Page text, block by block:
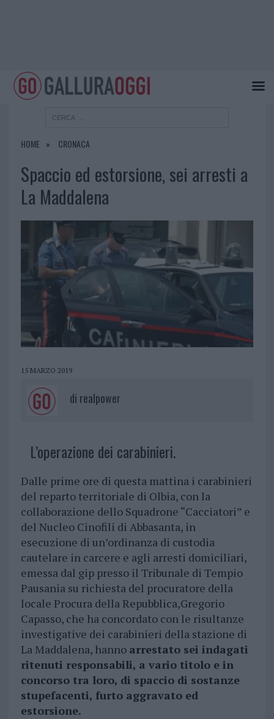
HOME CRONACA
Spaccio ed estorsione, sei arresti a
La Maddalena
15 MARZO 2019
di realpower
L’operazione dei carabinieri.
Dalle prime ore di questa mattina i carabinieri
del reparto territoriale di Olbia, con la
collaborazione dello Squadrone “Cacciatori” e
del Nucleo Cinofili di Abbasanta, in
esecuzione di un’ordinanza di custodia
cautelare in carcere e agli arresti domiciliari,
emessa dal gip presso il Tribunale di Tempio
Pausania su richiesta del procuratore della
locale Procura della Repubblica,Gregorio
Capasso, che ha concordato con le risultanze
investigative dei carabinieri della stazione di
La Maddalena, hanno arrestato sei indagati
ritenuti responsabili, a vario titolo e in
concorso tra loro, di spaccio di sostanze
stupefacenti, furto aggravato ed
estorsione.